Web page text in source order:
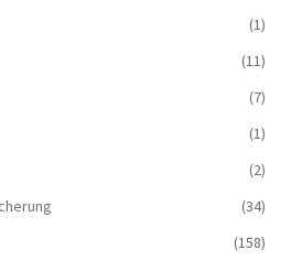
(1)
(11)
(7)
(1)
(2)
(34)
(158)